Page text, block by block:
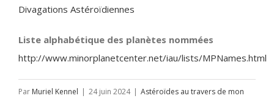
Divagations Astéroïdiennes
Liste alphabétique des planètes nommées
http://www.minorplanetcenter.net/iau/lists/MPNames.html
Par Muriel Kennel | 24 juin 2024 | Astéroïdes au travers de mon